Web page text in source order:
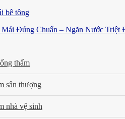
Mái Đúng Chuẩn – Ngăn Nước Triệt
thấm
sân thượng
nhà vệ sinh